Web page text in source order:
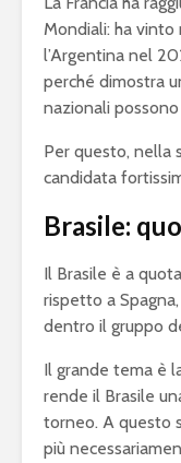
Mondiali: ha vinto
l’Argentina nel
perché dimostra
nazionali
Per questo, nella
candidata
Brasile:
Il Brasile è a quota
rispetto a
dentro il gruppo
Il grande tema è
rende il Brasile
torneo. A questo
più